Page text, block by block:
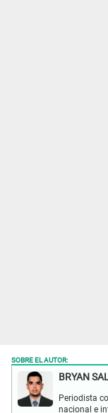
SOBRE EL AUTOR:
BRYAN
Periodista
nacional e